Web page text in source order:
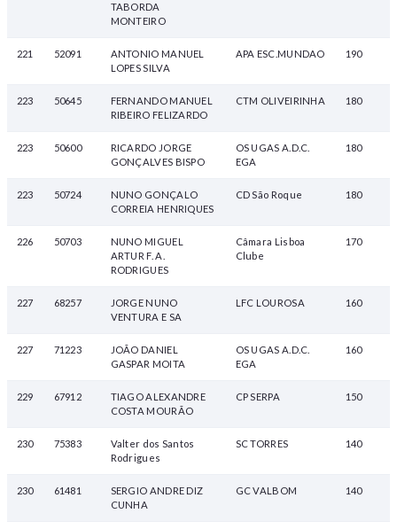
TABORDA
MONTEIRO
221 52091
ANTONIO MANUEL
LOPES SILVA
APA ESC.MUNDAO 190
223 50645
FERNANDO MANUEL
RIBEIRO FELIZARDO
CTM OLIVEIRINHA 180
223 50600
RICARDO JORGE
GONÇALVES BISPO
OS UGAS A.D.C.
EGA
180
223 50724
NUNO GONÇALO
CORREIA HENRIQUES
CD São Roque 180
226 50703
NUNO MIGUEL
ARTUR F. A.
RODRIGUES
Câmara Lisboa
Clube
170
227 68257
JORGE NUNO
VENTURA E SA
LFC LOUROSA 160
227 71223
JOÃO DANIEL
GASPAR MOITA
OS UGAS A.D.C.
EGA
160
229 67912
TIAGO ALEXANDRE
COSTA MOURÃO
CP SERPA 150
230 75383
Valter dos Santos
Rodrigues
SC TORRES 140
230 61481
SERGIO ANDRE DIZ
CUNHA
GC VALBOM 140